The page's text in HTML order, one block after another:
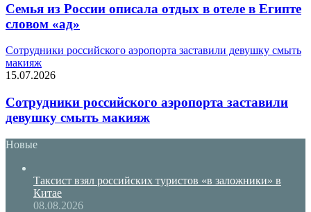
Семья из России описала отдых в отеле в Египте
словом «ад»
Сотрудники российского аэропорта заставили девушку смыть
макияж
15.07.2026
Сотрудники российского аэропорта заставили
девушку смыть макияж
Новые
Таксист взял российских туристов «в заложники» в
Китае
08.08.2026